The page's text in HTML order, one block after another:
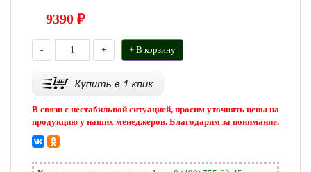
9390 ₽
- + + В корзину
В связи с нестабильной ситуацией, просим уточнять цены на
продукцию у наших менеджеров. Благодарим за понимание.